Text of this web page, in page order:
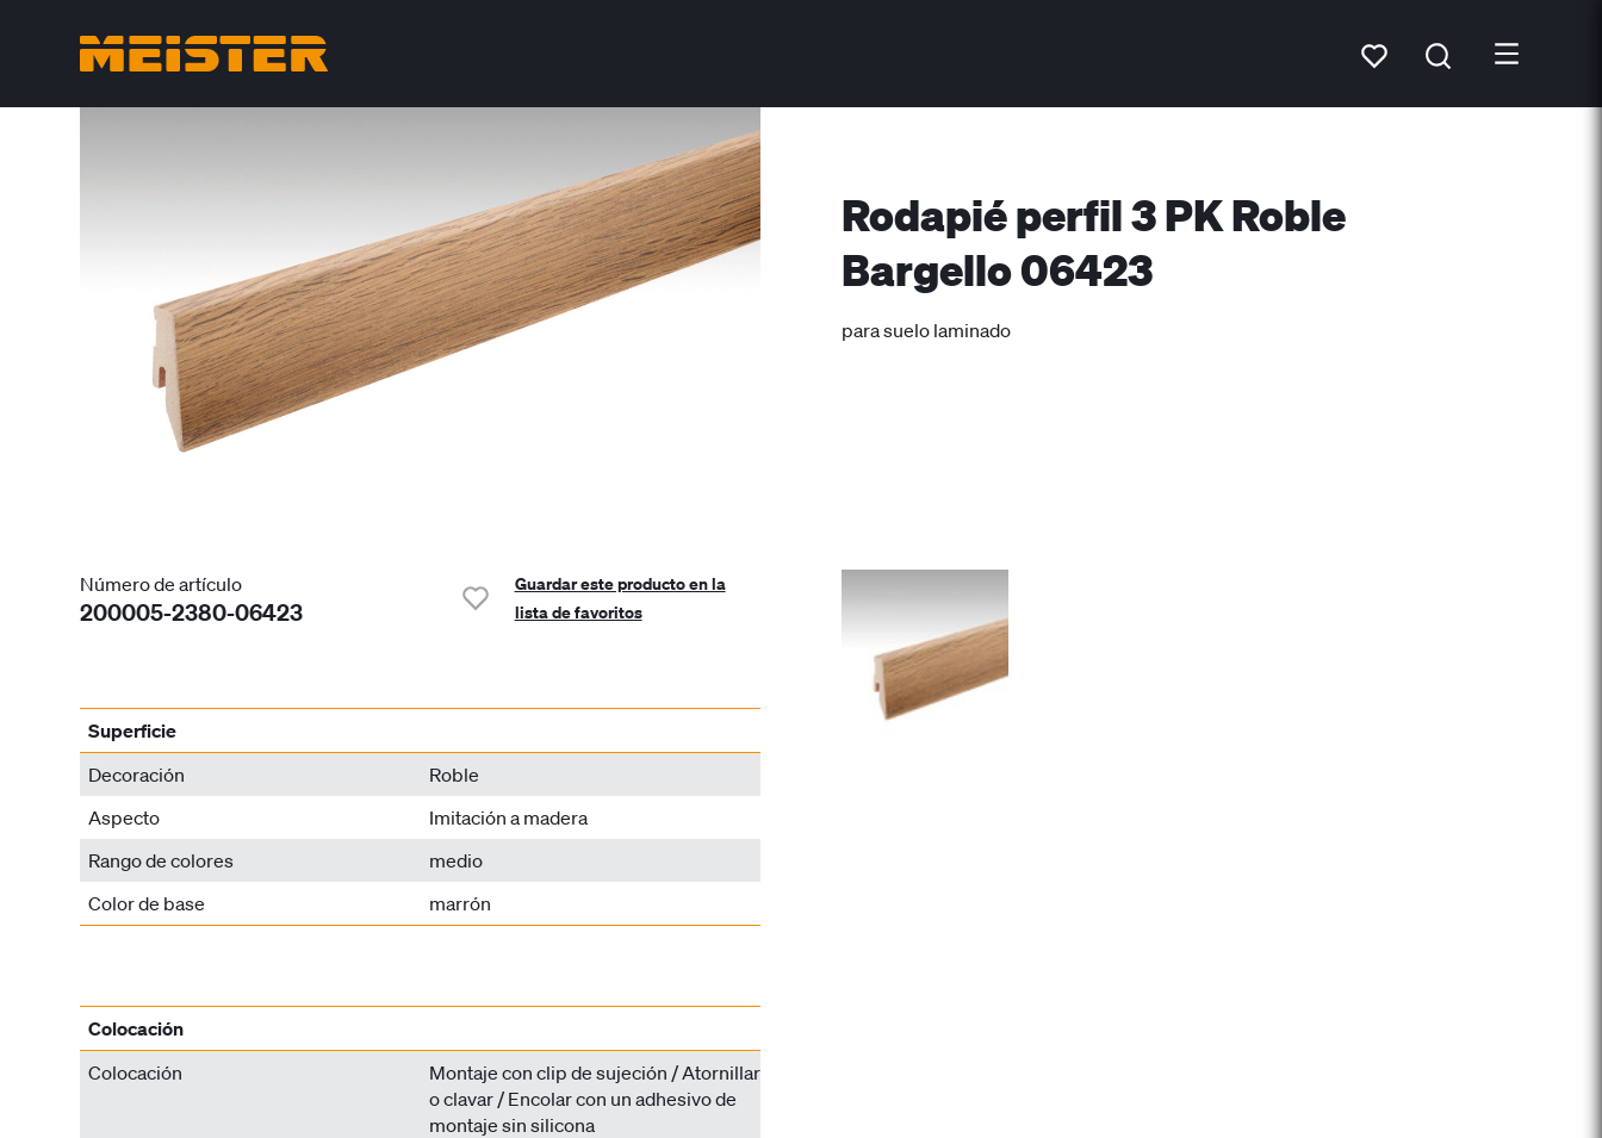
Rodapié perfil 3 PK Roble
Bargello 06423
para suelo laminado
Número de artículo
200005-2380-06423
Guardar este producto en la
lista de favoritos
Superficie
Decoración
Roble
Aspecto
Imitación a madera
Rango de colores
medio
Color de base
marrón
Colocación
Colocación
Montaje con clip de sujeción / Atornillar
o clavar / Encolar con un adhesivo de
montaje sin silicona